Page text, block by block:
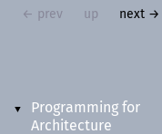
▼
Programming for
Architecture
← prev up next →